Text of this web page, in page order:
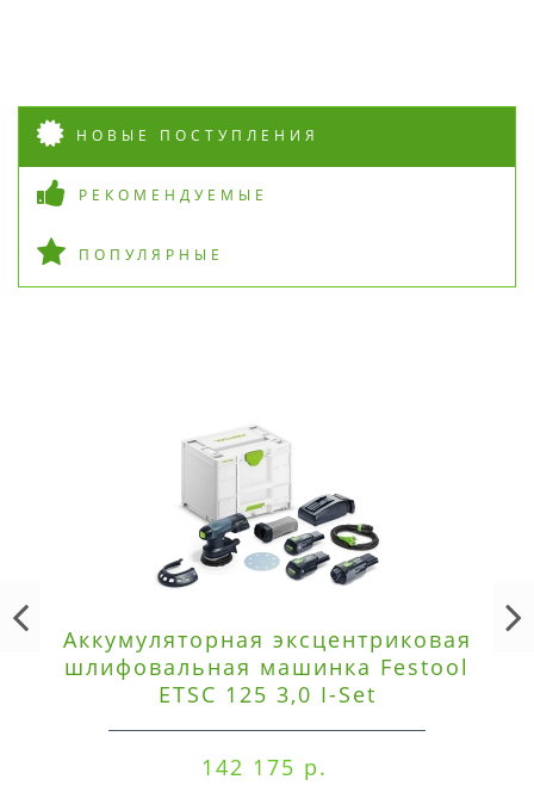
НОВЫЕ ПОСТУПЛЕНИЯ
РЕКОМЕНДУЕМЫЕ
ПОПУЛЯРНЫЕ
Аккумуляторная эксцентриковая
шлифовальная машинка Festool
ETSC 125 3,0 I-Set
142 175 р.